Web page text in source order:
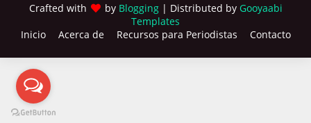
Crafted with by Blogging| Distributed by Gooyaabi
Templates
Inicio
Acerca de Recursos para Periodistas Contacto